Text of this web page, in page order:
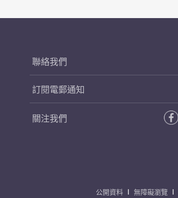
聯絡我們
訂閱電郵通知
關注我們
公開資料 無障礙瀏覽